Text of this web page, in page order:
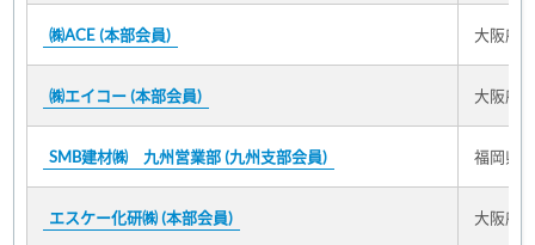
㈱ACE (本部会員) 大阪府
㈱エイコー (本部会員) 大阪府
SMB建材㈱ 九州営業部 (九州支部会員) 福岡県
エスケー化研㈱ (本部会員) 大阪府